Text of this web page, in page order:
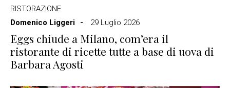
RISTORAZIONE
Domenico Liggeri
29 Luglio 2026
Eggs chiude a Milano, com’era il
ristorante di ricette tutte a base di uova di
Barbara Agosti